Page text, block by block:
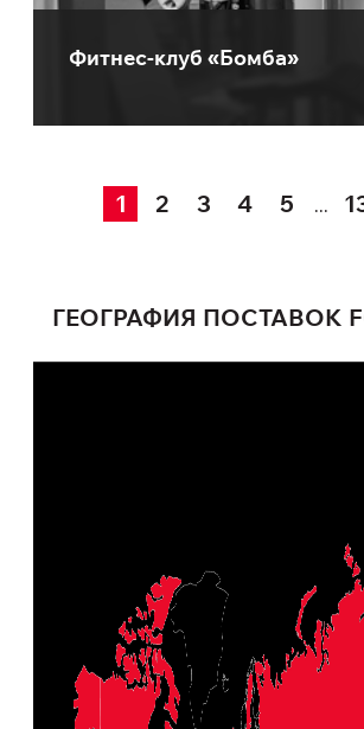
Фитнес-клуб «Бомба»
1 2 3 4 5 ...
ГЕОГРАФИЯ ПОСТАВОК